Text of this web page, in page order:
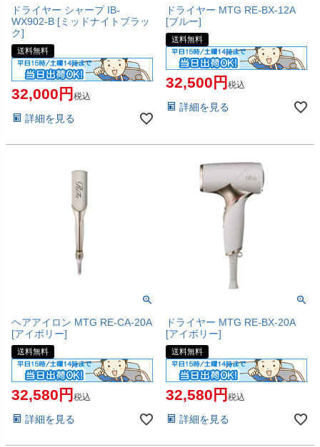
ドライヤー シャープ IB-
WX902-B [ミッドナイトブラッ
ク]
送料無料
32,000 税込
詳細を見る
ドライヤー MTG RE-BX-12A
[ブルー]
送料無料
32,500 税込
詳細を見る
ヘアアイロン MTG RE-CA-20A
[アイボリー]
送料無料
32,580 税込
詳細を見る
ドライヤー MTG RE-BX-20A
[アイボリー]
送料無料
32,580 税込
詳細を見る